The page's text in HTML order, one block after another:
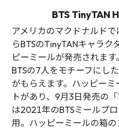
BTS TinyTAN
アメリカのマクドナルド
らBTSのTinyTANキャラク
ピーミールが発売されます
BTSの7人をモチーフにし
がもらえます。ハッピー
トがあり、9月3日発売の
は2021年のBTSミールプ
用。ハッピーミールの箱